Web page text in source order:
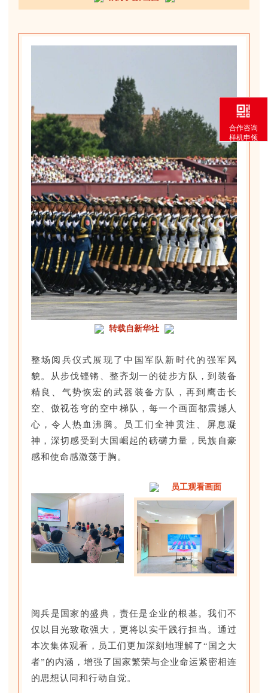
转载自新华社
整场阅兵仪式展现了中国军队新时代的强军风
貌。从步伐铿锵、整齐划一的徒步方队，到装备
精良、气势恢宏的武器装备方队，再到鹰击长
空、傲视苍穹的空中梯队，每一个画面都震撼人
心，令人热血沸腾。员工们全神贯注、屏息凝
神，深切感受到大国崛起的磅礴力量，民族自豪
感和使命感激荡于胸。
员工观看画面
阅兵是国家的盛典，责任是企业的根基。我们不
仅以目光致敬强大，更将以实干践行担当。通过
本次集体观看，员工们更加深刻地理解了“国之大
者”的内涵，增强了国家繁荣与企业命运紧密相连
的思想认同和行动自觉。
合作咨询
样机申领